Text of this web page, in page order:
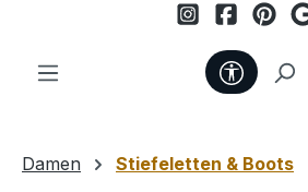
Damen Stiefeletten & Boots